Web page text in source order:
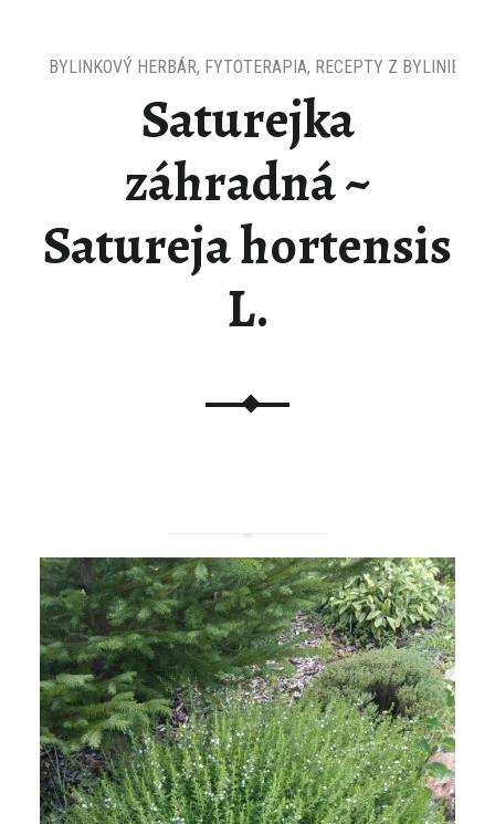
Saturejka
záhradná ~
Satureja hortensis
L.
BYLINKOVÝ HERBÁR, FYTOTERAPIA, RECEPTY Z BYLINIEK